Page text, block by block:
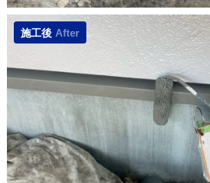
施工後 After